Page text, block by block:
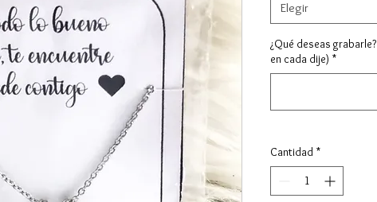
Elegir
¿Qué deseas
en cada dije) *
Cantidad *